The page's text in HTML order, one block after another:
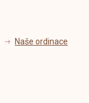
Naše ordinace